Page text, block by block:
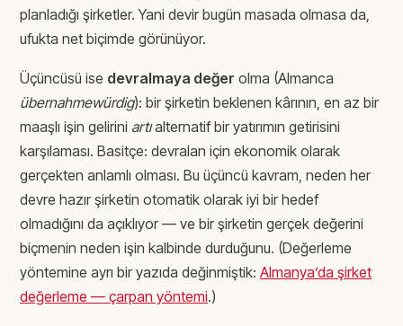
planladığı şirketler. Yani devir bugün masada olmasa da,
ufukta net biçimde görünüyor.
Üçüncüsü ise devralmaya değer olma (Almanca
übernahmewürdig): bir şirketin beklenen kârının, en az bir
maaşlı işin gelirini artıalternatif bir yatırımın getirisini
karşılaması. Basitçe: devralan için ekonomik olarak
gerçekten anlamlı olması. Bu üçüncü kavram, neden her
devre hazır şirketin otomatik olarak iyi bir hedef
olmadığını da açıklıyor — ve bir şirketin gerçek değerini
biçmenin neden işin kalbinde durduğunu. (Değerleme
yöntemine ayrı bir yazıda değinmiştik: Almanya’da şirket
değerleme — çarpan yöntemi.)